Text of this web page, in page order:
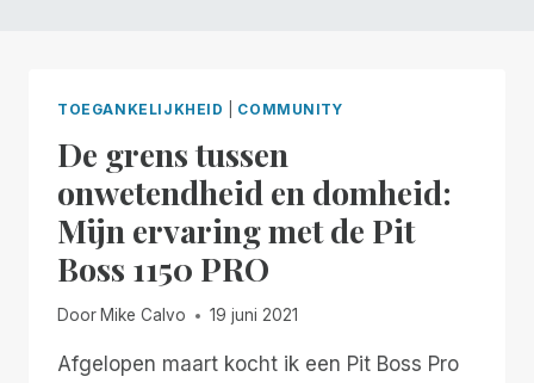
TOEGANKELIJKHEID COMMUNITY
De grens tussen
onwetendheid en domheid:
Mijn ervaring met de Pit
Boss 1150 PRO
Door Mike Calvo 19 juni 2021
Afgelopen maart kocht ik een Pit Boss Pro